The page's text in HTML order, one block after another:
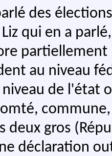
des
qui en a
au niveau
niveau de l'état
deux gros
déclaration